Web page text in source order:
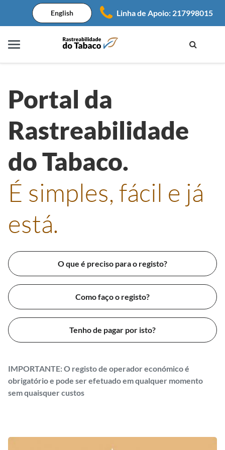
English Linha de Apoio: 217998015
Portal da
Rastreabilidade
do Tabaco.
É simples, fácil e já
está.
O que é preciso para o registo?
Como faço o registo?
Tenho de pagar por isto?
IMPORTANTE: O registo de operador económico é
obrigatório e pode ser efetuado em qualquer momento
sem quaisquer custos